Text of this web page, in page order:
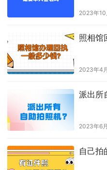
2023年10
照相馆
2023年4
派出所
2023年6
自己拍